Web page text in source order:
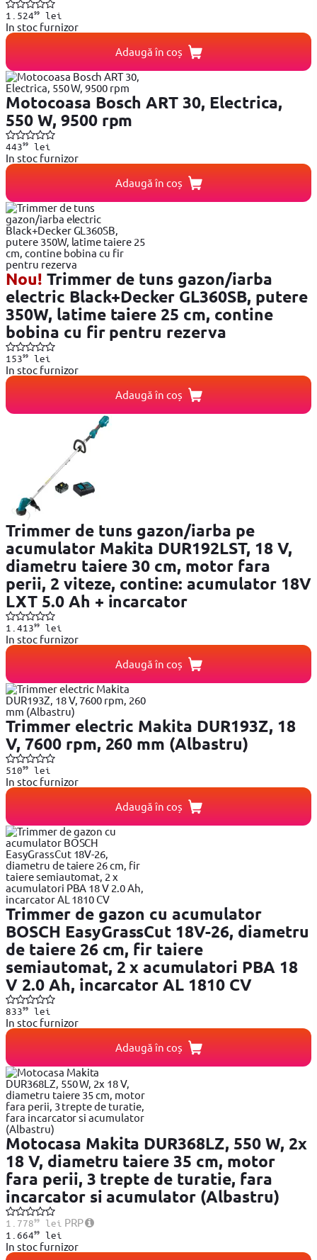
1.52499lei
In stoc furnizor
Adaugă în coș
Motocoasa Bosch ART 30, Electrica,
550 W, 9500 rpm
44399lei
In stoc furnizor
Adaugă în coș
Nou! Trimmer de tuns gazon/iarba
electric Black+Decker GL360SB, putere
350W, latime taiere 25 cm, contine
bobina cu fir pentru rezerva
15399lei
In stoc furnizor
Adaugă în coș
Trimmer de tuns gazon/iarba pe
acumulator Makita DUR192LST, 18 V,
diametru taiere 30 cm, motor fara
perii, 2 viteze, contine: acumulator 18V
LXT 5.0 Ah + incarcator
1.41399lei
In stoc furnizor
Adaugă în coș
Trimmer electric Makita DUR193Z, 18
V, 7600 rpm, 260 mm (Albastru)
51099lei
In stoc furnizor
Adaugă în coș
Trimmer de gazon cu acumulator
BOSCH EasyGrassCut 18V-26, diametru
de taiere 26 cm, fir taiere
semiautomat, 2 x acumulatori PBA 18
V 2.0 Ah, incarcator AL 1810 CV
83399lei
In stoc furnizor
Adaugă în coș
Motocasa Makita DUR368LZ, 550 W, 2x
18 V, diametru taiere 35 cm, motor
fara perii, 3 trepte de turatie, fara
incarcator si acumulator (Albastru)
1.77899lei PRP
1.66499lei
In stoc furnizor